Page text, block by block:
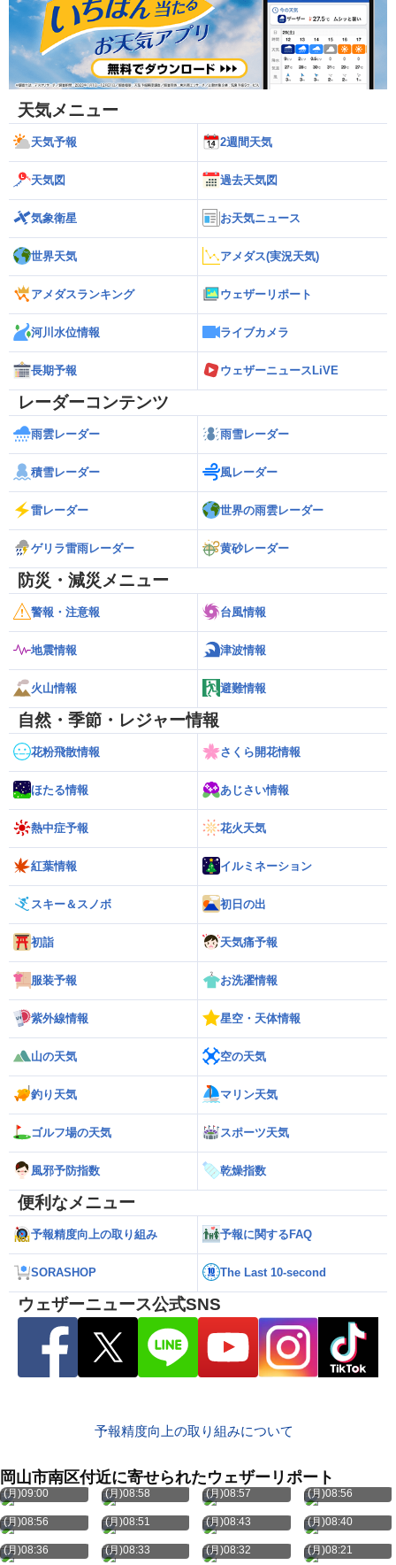
天気メニュー
天気予報 2週間天気
天気図 過去天気図
気象衛星 お天気ニュース
世界天気 アメダス(実況天気)
アメダスランキング ウェザーリポート
河川水位情報 ライブカメラ
長期予報 ウェザーニュースLiVE
レーダーコンテンツ
雨雲レーダー 雨雪レーダー
積雪レーダー 風レーダー
雷レーダー 世界の雨雲レーダー
ゲリラ雷雨レーダー 黄砂レーダー
防災・減災メニュー
警報・注意報 台風情報
地震情報 津波情報
火山情報 避難情報
自然・季節・レジャー情報
花粉飛散情報 さくら開花情報
ほたる情報 あじさい情報
熱中症予報 花火天気
紅葉情報 イルミネーション
スキー＆スノボ 初日の出
初詣 天気痛予報
服装予報 お洗濯情報
紫外線情報 星空・天体情報
山の天気 空の天気
釣り天気 マリン天気
ゴルフ場の天気 スポーツ天気
風邪予防指数 乾燥指数
便利なメニュー
予報精度向上の取り組み 予報に関するFAQ
SORASHOP The Last 10-second
ウェザーニュース公式SNS
予報精度向上の取り組みについて
岡山市南区付近に寄せられたウェザーリポート
8月10日
(月)09:00
8月10日
(月)08:58
8月10日
(月)08:57
8月10日
(月)08:56
8月10日
(月)08:56
8月10日
(月)08:51
8月10日
(月)08:43
8月10日
(月)08:40
8月10日
(月)08:36
8月10日
(月)08:33
8月10日
(月)08:32
8月10日
(月)08:21